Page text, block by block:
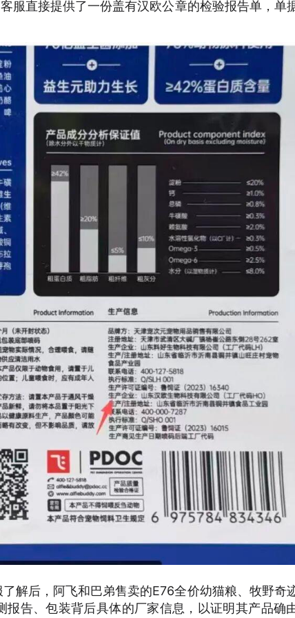
服直接提供了一份盖有汉欧公章的检验报告单，单
解后，阿飞和巴弟售卖的E76全价幼猫粮、牧野奇
告、包装背后具体的厂家信息，以证明其产品确